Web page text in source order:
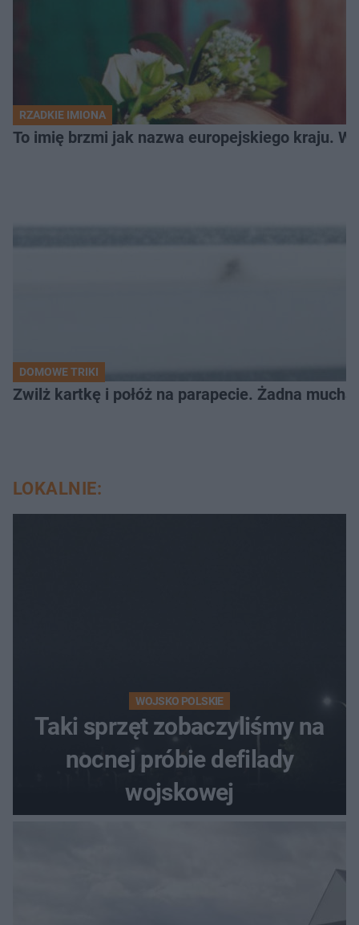
RZADKIE IMIONA
To imię brzmi jak nazwa europejskiego kraju.
DOMOWE TRIKI
Zwilż kartkę i połóż na parapecie. Żadna
LOKALNIE:
WOJSKO POLSKIE
Taki sprzęt zobaczyliśmy na
nocnej próbie defilady
wojskowej